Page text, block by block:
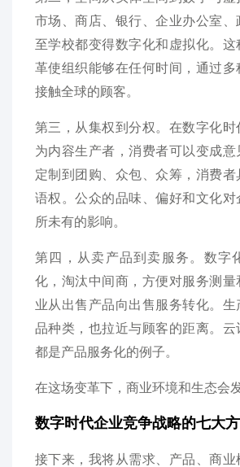
市场、商店、银行、企业办公室
至学校都变得数字化和虚拟化。
革使组织能够在任何时间，通过多
接触全球的顾客。
第三，从集权到分权。在数字化
为内容生产者，消费者可以变成意
定制到团购、众包、众筹，消费
语权。公众的品味、偏好和文化
所未有的影响。
第四，从卖产品到卖服务。数字
化，淘汰中间商，方便对服务测量
业从出售产品向出售服务转化。
品种类，也拉近与顾客的距离。
都是产品服务化的例子。
在这场变革下，商业环境和生态会
数字时代企业竞争战略的七大
接下来，我将从需求、产品、商